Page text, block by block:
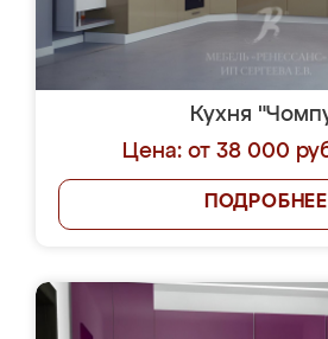
Кухня
Цена: от 38 000
ПОДРОБНЕЕ